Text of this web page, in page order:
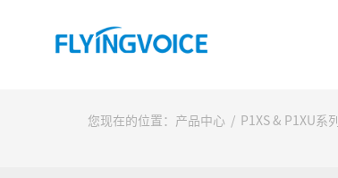
您现在的位置： 产品中心 / P1XS & P1XU系列